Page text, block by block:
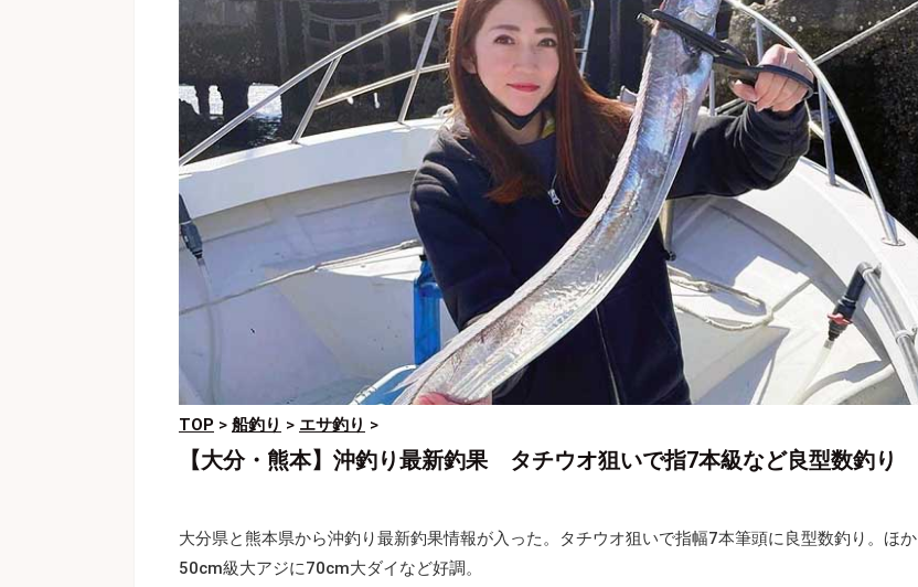
TOP > 船釣り > エサ釣り >
【大分・熊本】沖釣り最新釣果 タチウオ狙いで指7本級など良型数釣り
大分県と熊本県から沖釣り最新釣果情報が入った。タチウオ狙いで指幅7本筆頭に良型数釣り。ほか
50cm級大アジに70cm大ダイなど好調。